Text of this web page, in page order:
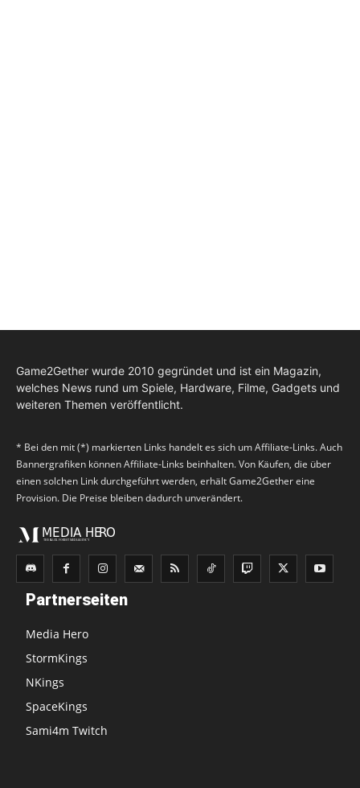
Game2Gether wurde 2010 gegründet und ist ein Magazin,
welches News rund um Spiele, Hardware, Filme, Gadgets und
weiteren Themen veröffentlicht.
* Bei den mit (*) markierten Links handelt es sich um Affiliate-Links. Auch
Bannergrafiken können Affiliate-Links beinhalten. Von Käufen, die über
einen solchen Link durchgeführt werden, erhält Game2Gether eine
Provision. Die Preise bleiben dadurch unverändert.
Partnerseiten
Media Hero
StormKings
NKings
SpaceKings
Sami4m Twitch